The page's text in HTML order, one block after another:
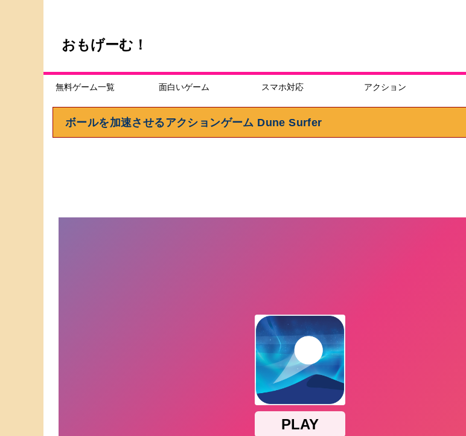
おもげーむ！
無料ゲーム一覧 面白いゲーム スマホ対応 アクション
ボールを加速させるアクションゲーム Dune Surfer